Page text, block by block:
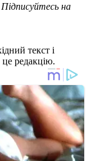
на
текст і
редакцію.